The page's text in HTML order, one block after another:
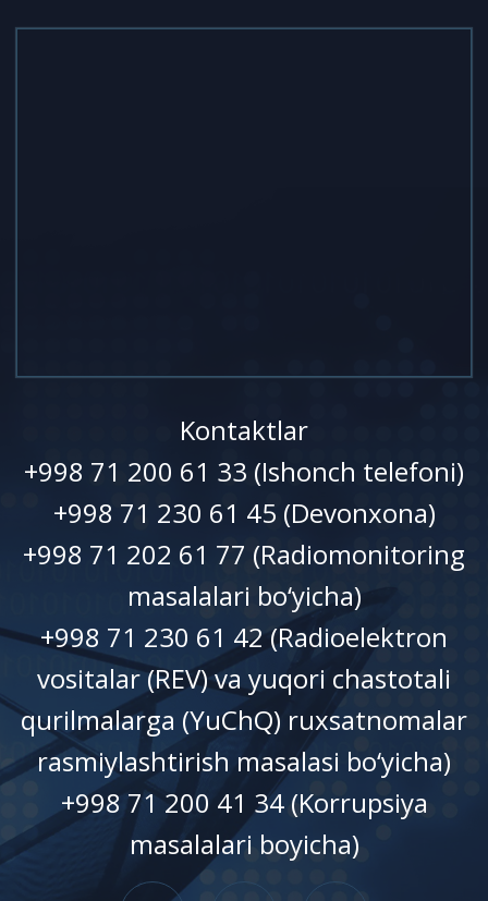
Kontaktlar
+998 71 200 61 33 (Ishonch telefoni)
+998 71 230 61 45 (Devonxonа)
+998 71 202 61 77 (Radiomonitoring
masalalari bo‘yicha)
+998 71 230 61 42 (Radioelektron
vositalar (REV) va yuqori chastotali
qurilmalarga (YuChQ) ruxsatnomalar
rasmiylashtirish masalasi bo‘yicha)
+998 71 200 41 34 (Korrupsiya
masalalari boyicha)